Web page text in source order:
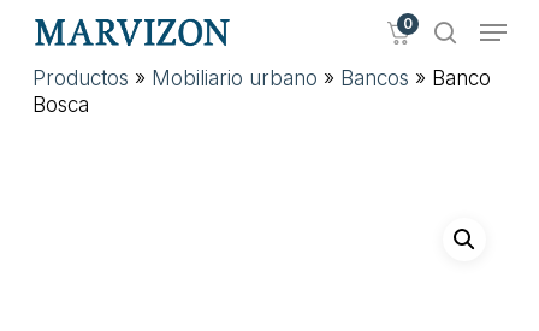
main
content
0 Menu
Productos » Mobiliario urbano » Bancos » Banco
Bosca
Close